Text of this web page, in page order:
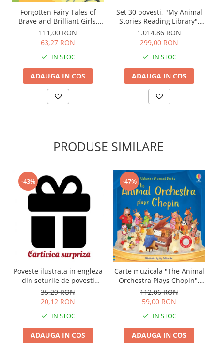
Forgotten Fairy Tales of
Brave and Brilliant Girls,
Usborne
111,00 RON
63,27 RON
IN STOC
ADAUGA IN COS
Set 30 povesti, "My Animal
Stories Reading Library",
Usborne
1.014,86 RON
299,00 RON
IN STOC
ADAUGA IN COS
PRODUSE SIMILARE
-43%
Poveste ilustrata in engleza
din seturile de povesti
Usborne
35,29 RON
20,12 RON
IN STOC
ADAUGA IN COS
-47%
Carte muzicala "The Animal
Orchestra Plays Chopin",
cartonata, Usborne
112,06 RON
59,00 RON
IN STOC
ADAUGA IN COS